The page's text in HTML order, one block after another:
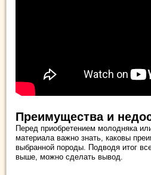
Преимущества и
Перед приобретением молодняка
материала важно знать, каковы
выбранной породы. Подводя итог
выше, можно сделать вывод.